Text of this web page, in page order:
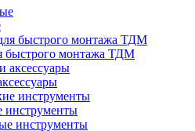
быстрого монтажа ТДМ
инструменты